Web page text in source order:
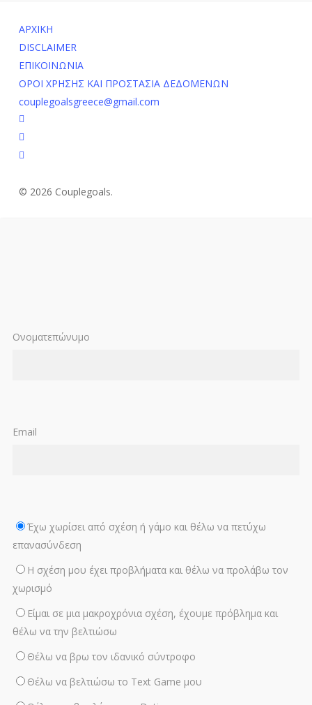
ΑΡΧΙΚΗ
DISCLAIMER
ΕΠΙΚΟΙΝΩΝΙΑ
ΟΡΟΙ ΧΡΗΣΗΣ ΚΑΙ ΠΡΟΣΤΑΣΙΑ ΔΕΔΟΜΕΝΩΝ
couplegoalsgreece@gmail.com
facebook
youtube
instagram
© 2026 Couplegoals.
Ονοματεπώνυμο
Email
Έχω χωρίσει από σχέση ή γάμο και θέλω να πετύχω
επανασύνδεση
Η σχέση μου έχει προβλήματα και θέλω να προλάβω τον
χωρισμό
Είμαι σε μια μακροχρόνια σχέση, έχουμε πρόβλημα και
θέλω να την βελτιώσω
Θέλω να βρω τον ιδανικό σύντροφο
Θέλω να βελτιώσω το Text Game μου